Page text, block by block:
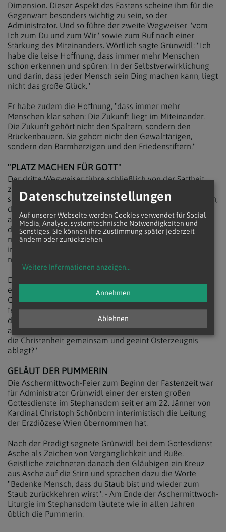
Dimension. Dieser Aspekt des Fastens scheine ihm für die
Gegenwart besonders wichtig zu sein, so der
Administrator. Und so führe der zweite Wegweiser "vom
Ich zum Du und zum Wir" sowie zum Ruf nach einer
Stärkung des Miteinanders. Wörtlich sagte Grünwidl: "Ich
habe die leise Hoffnung, dass immer mehr Menschen
schon erkennen und spüren: In der Selbstverwirklichung
und darin, dass jeder Mensch sein Ding machen kann, liegt
nicht das große Glück."
Er habe zudem die Hoffnung, "dass immer mehr
Menschen klar sehen: Die Zukunft liegt im Miteinander.
Die Zukunft gehört nicht den Spaltern, sondern den
Brückenbauern. Sie gehört nicht den Gewalttätigen,
sondern den Barmherzigen und den Friedenstiftern."
"PLATZ MACHEN FÜR GOTT"
Der dritte Wegweiser führe schließlich von der Sattheit
zum Hunger der Seele nach Gott. "Gott will sich uns nur
schenken im Maße unseres Hungers nach ihm. Den Satten,
den Übersättigten drängt er sich nicht auf." Fasten könne
also auch bedeuten: "die Selbstverliebtheit aushungern,
das aufgeblähte Ego etwas abspecken, die Übersättigung
mit Lärm, Spaß und Stress reduzieren und Platz machen,
innerlich entrümpeln, Gott Raum geben, und den Hunger
nach der Begegnung mit Christus wieder neu spüren."
Der Administrator wies zudem darauf hin, dass heuer
eines der seltenen Jahre ist, in denen West- und
Ostkirchen am gleichen Datum Ostern feiern und hielt
fest: "Könnte das nicht für die Zukunft ein Modell werden,
dass wir Berechnungsfragen für einen Termin hinten
anstellen und dass es uns ein großes Anliegen wird, dass
die Christenheit gemeinsam und geeint Osterzeugnis
ablegt?"
GELÄUT DER PUMMERIN
Die Aschermittwoch-Feier zum Beginn der Fastenzeit war
für Administrator Grünwidl einer der ersten großen
Gottesdienste im Stephansdom seit er am 22. Jänner von
Kardinal Christoph Schönborn interimistisch die Leitung
der Erzdiözese Wien übernommen hat.
Nach der Predigt segnete Grünwidl bei dem Gottesdienst
Asche als Zeichen von Vergänglichkeit und Buße.
Geistliche zeichneten danach den Gläubigen ein Kreuz
aus Asche auf die Stirn und sprachen dazu die Worte
"Bedenke Mensch, dass du Staub bist und wieder zum
Staub zurückkehren wirst". - Am Ende der Aschermittwoch-
Liturgie im Stephansdom läutete wie in allen Jahren
üblich die Pummerin.
Datenschutzeinstellungen
Auf unserer Webseite werden Cookies verwendet für Social
Media, Analyse, systemtechnische Notwendigkeiten und
Sonstiges. Sie können Ihre Zustimmung später jederzeit
ändern oder zurückziehen.
Weitere Informationen anzeigen...
Ablehnen
Annehmen